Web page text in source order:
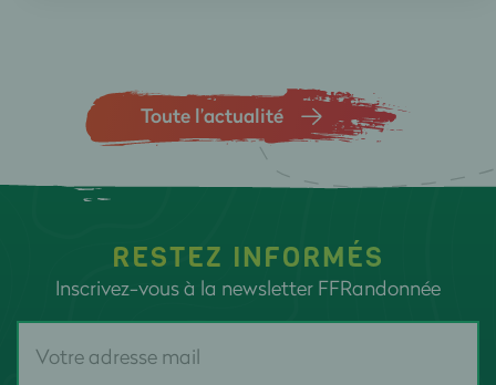
Toute l’actualité
RESTEZ INFORMÉS
Inscrivez-vous à la newsletter FFRandonnée